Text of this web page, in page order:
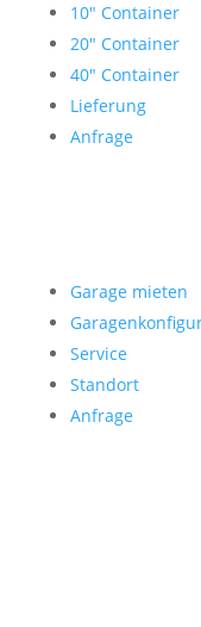
10″ Container
20″ Container
40″ Container
Lieferung
Anfrage
Garage mieten
Service
Standort
Anfrage